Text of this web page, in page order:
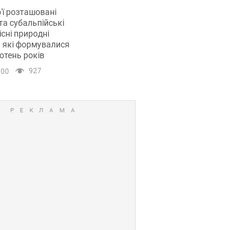
сполох
розташовані
субальпійські
природні
формувалися
років
927